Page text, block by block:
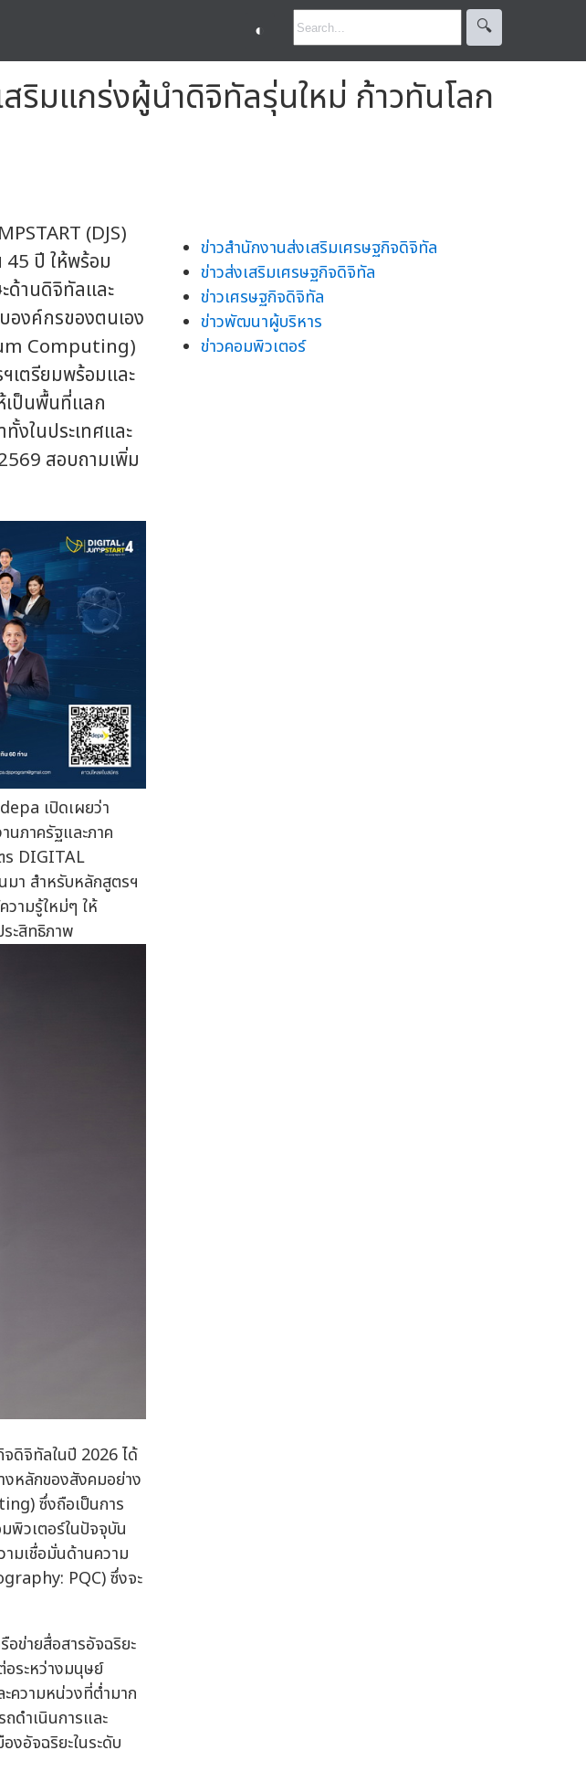
◐ 🔍︎
ริมแกร่งผู้นำดิจิทัลรุ่นใหม่ ก้าวทันโลก
(DJS)
45 ปี ให้พร้อม
ด้านดิจิทัลและ
งค์กรของตนเอง
Computing)
เตรียมพร้อมและ
เป็นพื้นที่แลก
งในประเทศและ
สอบถามเพิ่ม
เปิดเผยว่า
ภาครัฐและภาค
ร DIGITAL
มา สำหรับหลักสูตรฯ
ามรู้ใหม่ๆ ให้
ะสิทธิภาพ
จดิจิทัลในปี 2026 ได้
งหลักของสังคมอย่าง
ซึ่งถือเป็นการ
พิวเตอร์ในปัจจุบัน
มเชื่อมั่นด้านความ
PQC) ซึ่งจะ
ข่ายสื่อสารอัจฉริยะ
อระหว่างมนุษย์
วามหน่วงที่ต่ำมาก
ดำเนินการและ
งอัจฉริยะในระดับ
ข่าวสำนักงานส่งเสริมเศรษฐกิจดิจิทัล
ข่าวส่งเสริมเศรษฐกิจดิจิทัล
ข่าวเศรษฐกิจดิจิทัล
ข่าวพัฒนาผู้บริหาร
ข่าวคอมพิวเตอร์